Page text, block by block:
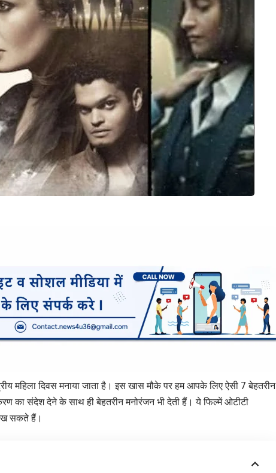
महिला दिवस मनाया जाता है। इस खास मौके पर हम आपके लिए ऐसी 7 बेहतरीन
का संदेश देने के साथ ही बेहतरीन मनोरंजन भी देती हैं। ये फिल्में ओटीटी
सकते हैं।